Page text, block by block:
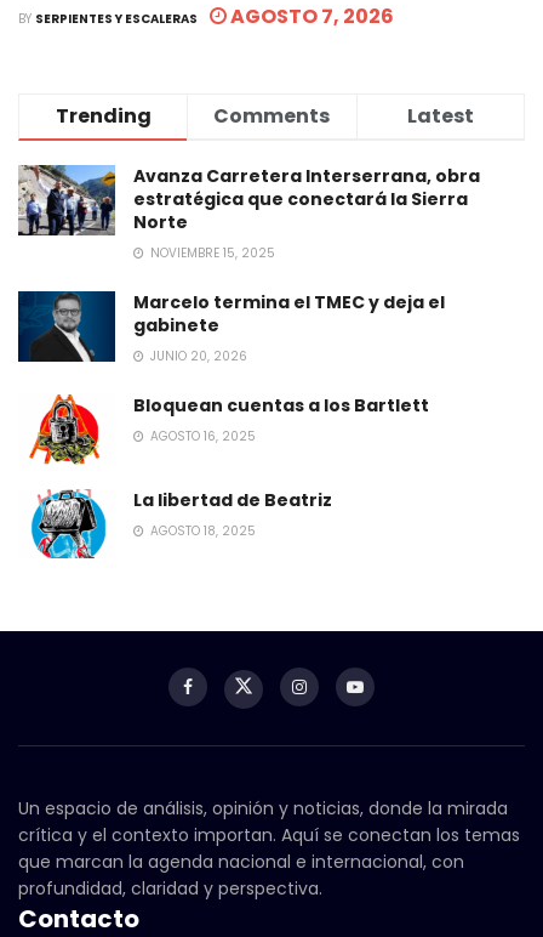
BY SERPIENTES Y ESCALERAS AGOSTO 7, 2026
Trending Comments Latest
Avanza Carretera Interserrana, obra
estratégica que conectará la Sierra
Norte
NOVIEMBRE 15, 2025
Marcelo termina el TMEC y deja el
gabinete
JUNIO 20, 2026
Bloquean cuentas a los Bartlett
AGOSTO 16, 2025
La libertad de Beatriz
AGOSTO 18, 2025
Un espacio de análisis, opinión y noticias, donde la mirada
crítica y el contexto importan. Aquí se conectan los temas
que marcan la agenda nacional e internacional, con
profundidad, claridad y perspectiva.
Contacto